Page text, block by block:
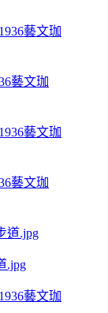
藝文珈
藝文珈
.jpg